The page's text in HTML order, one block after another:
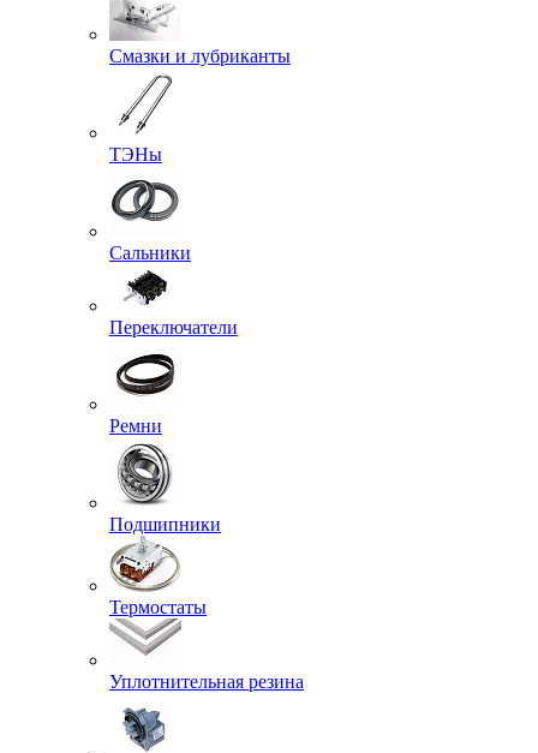
Смазки и лубриканты
ТЭНы
Сальники
Переключатели
Ремни
Подшипники
Термостаты
Уплотнительная резина